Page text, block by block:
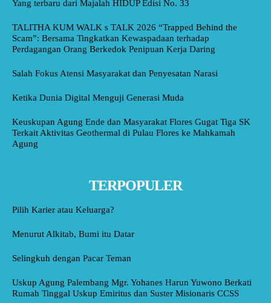
Yang terbaru dari Majalah HIDUP Edisi No. 33
TALITHA KUM WALK s TALK 2026 “Trapped Behind the
Scam”: Bersama Tingkatkan Kewaspadaan terhadap
Perdagangan Orang Berkedok Penipuan Kerja Daring
Salah Fokus Atensi Masyarakat dan Penyesatan Narasi
Ketika Dunia Digital Menguji Generasi Muda
Keuskupan Agung Ende dan Masyarakat Flores Gugat Tiga SK
Terkait Aktivitas Geothermal di Pulau Flores ke Mahkamah
Agung
TERPOPULER
Pilih Karier atau Keluarga?
Menurut Alkitab, Bumi itu Datar
Selingkuh dengan Pacar Teman
Uskup Agung Palembang Mgr. Yohanes Harun Yuwono Berkati
Rumah Tinggal Uskup Emiritus dan Suster Misionaris CCSS